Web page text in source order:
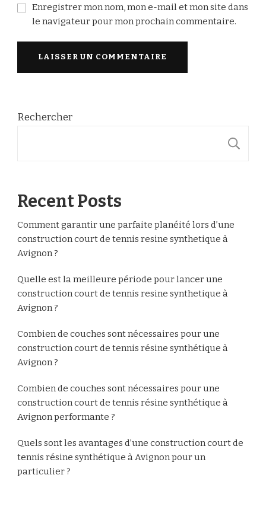
Enregistrer mon nom, mon e-mail et mon site dans
le navigateur pour mon prochain commentaire.
Rechercher
Recent Posts
Comment garantir une parfaite planéité lors d’une
construction court de tennis resine synthetique à
Avignon ?
Quelle est la meilleure période pour lancer une
construction court de tennis resine synthetique à
Avignon ?
Combien de couches sont nécessaires pour une
construction court de tennis résine synthétique à
Avignon ?
Combien de couches sont nécessaires pour une
construction court de tennis résine synthétique à
Avignon performante ?
Quels sont les avantages d’une construction court de
tennis résine synthétique à Avignon pour un
particulier ?